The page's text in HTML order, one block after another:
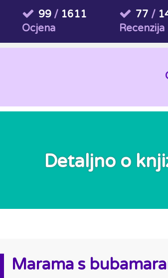
99/ 1611
Ocjena
77 /
Recenzija
Detaljno o
Marama s